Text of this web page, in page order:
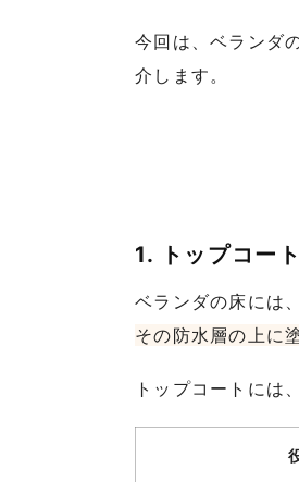
今回は、ベランダ
介します。
1. トップコー
ベランダの床には
その防水層の上に
トップコートには